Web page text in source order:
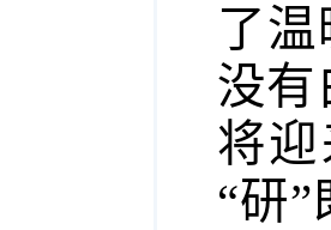
了
没有
将
“研